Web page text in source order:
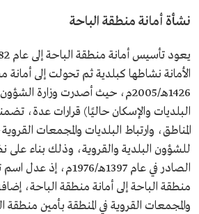
نشأة أمانة منطقة الباحة
الأمانة نشاطها كبلدية ثم تحولت إلى
1426هـ/2005م، حيث أصدرت وزارة
البلديات والإسكان حاليًا) قرارات عدة،
المناطق، وارتباط البلديات والمجمعات
للشؤون البلدية والقروية، وذلك بناء على
الصادر في عام 1397هـ/
منطقة الباحة إلى أمانة منطقة الباحة،
والمجمعات القروية في المنطقة بأمين منطقة